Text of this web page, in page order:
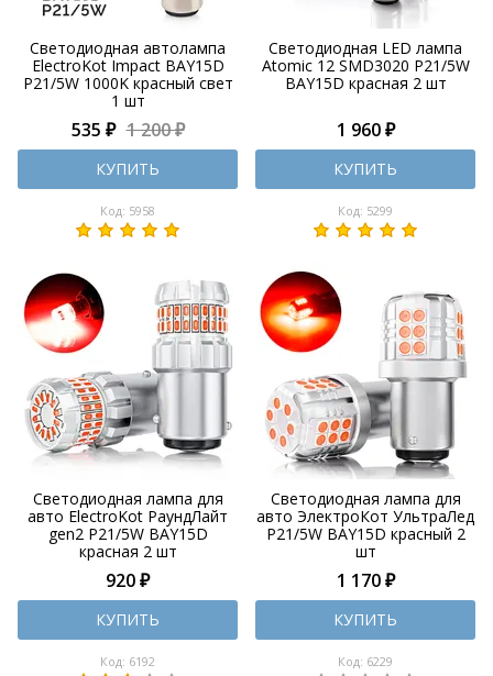
Светодиодная автолампа
ElectroKot Impact BAY15D
P21/5W 1000K красный свет
1 шт
535 ₽ 1 200 ₽
КУПИТЬ
Код: 5958
Светодиодная LED лампа
Atomic 12 SMD3020 P21/5W
BAY15D красная 2 шт
1 960 ₽
КУПИТЬ
Код: 5299
Светодиодная лампа для
авто ElectroKot РаундЛайт
gen2 P21/5W BAY15D
красная 2 шт
920 ₽
КУПИТЬ
Код: 6192
Светодиодная лампа для
авто ЭлектроКот УльтраЛед
P21/5W BAY15D красный 2
шт
1 170 ₽
КУПИТЬ
Код: 6229